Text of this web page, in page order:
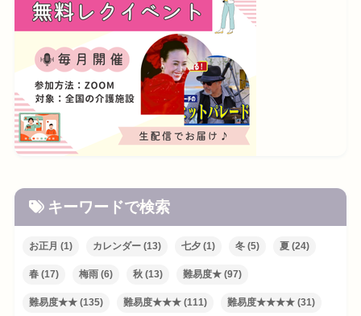
キーワードで検索
お正月 (1) カレンダー(13) 七夕(1) 冬(5) 夏(24)
春(17) 梅雨(6) 秋(13) 難易度★(97)
難易度★★(135) 難易度★★★(111) 難易度★★★★(31)